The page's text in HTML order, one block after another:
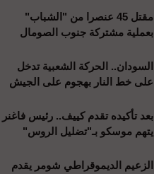
مقتل 45 عنصرا من "الشباب"
بعملية مشتركة جنوب الصومال
السودان.. الحركة الشعبية تدخل
على خط النار بهجوم على الجيش
بعد تأكيده تقدم كييف.. رئيس فاغنر
يتهم موسكو بـ"تضليل الروس"
الزعيم الديموقراطي شومر يقدم